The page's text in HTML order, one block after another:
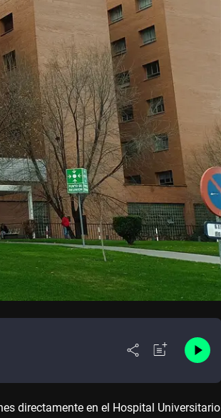
directamente en el Hospital Universitario